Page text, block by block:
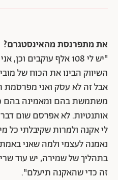
את מתפרנסת מהאינסטגרם?
"יש לי 108 אלף עוקבים
השיווק הבינו את הכוח של
אבל זה לא עסק ואני מפרסמת
משתמשת בהם ומאמינה בהם
אותנטיות. לא אפרסם שום
לי אקנה ולמרות שקיבלתי כל
נאמנה לעצמי ולמה שאני
בתהליך של שמירה, יש עוד
זה כדי שהאקנה תיעלם".